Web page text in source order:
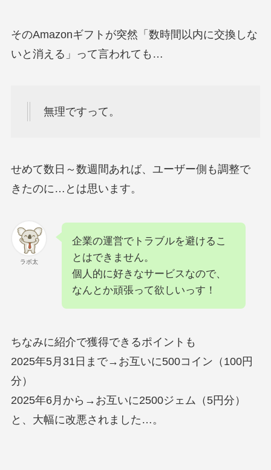
そのAmazonギフトが突然「数時間以内に交換しな
いと消える」って言われても…
無理ですって。
せめて数日～数週間あれば、ユーザー側も調整で
きたのに…とは思います。
ラボ太
企業の運営でトラブルを避けるこ
とはできません。
個人的に好きなサービスなので、
なんとか頑張って欲しいっす！
ちなみに紹介で獲得できるポイントも
2025年5月31日まで→お互いに500コイン（100円
分）
2025年6月から→お互いに2500ジェム（5円分）
と、大幅に改悪されました…。